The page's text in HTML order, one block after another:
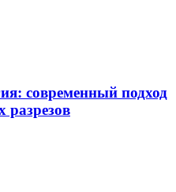
современный подход
разрезов